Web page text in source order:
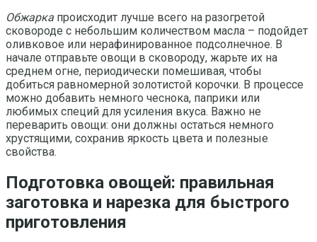
Обжарка происходит лучше всего на разогретой
сковороде с небольшим количеством масла – подойдет
оливковое или нерафинированное подсолнечное. В
начале отправьте овощи в сковороду, жарьте их на
среднем огне, периодически помешивая, чтобы
добиться равномерной золотистой корочки. В процессе
можно добавить немного чеснока, паприки или
любимых специй для усиления вкуса. Важно не
переварить овощи: они должны остаться немного
хрустящими, сохранив яркость цвета и полезные
свойства.
Подготовка овощей: правильная
заготовка и нарезка для быстрого
приготовления